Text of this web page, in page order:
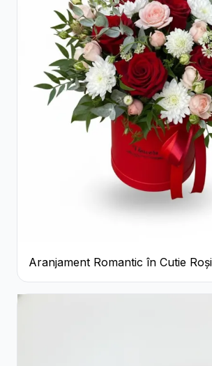
Aranjament Romantic în Cutie
cu Trandafiri și Crizanteme